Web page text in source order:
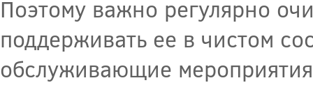
Поэтому важно регулярно
поддерживать ее в чистом
обслуживающие